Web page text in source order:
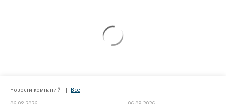
Новости компаний Все